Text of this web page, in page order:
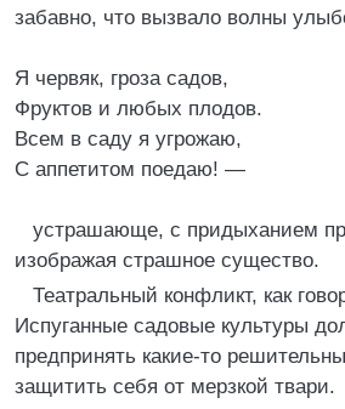
забавно, что вызвало волны
Я червяк, гроза садов,
Фруктов и любых плодов.
Всем в саду я угрожаю,
С аппетитом поедаю! —
устрашающе, с придыханием
изображая страшное существо.
Театральный конфликт, как
Испуганные садовые культуры
предпринять какие-то
защитить себя от мерзкой твари.